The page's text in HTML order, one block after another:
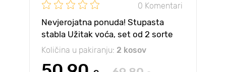
0 Komentari
Nevjerojatna ponuda! Stupasta
stabla Užitak voća, set od 2 sorte
Količina u pakiranju: 2 kosov